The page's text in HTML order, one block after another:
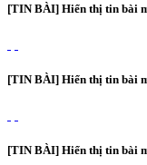
[TIN BÀI] Hiển thị tin bài
[TIN BÀI] Hiển thị tin bài
[TIN BÀI] Hiển thị tin bài